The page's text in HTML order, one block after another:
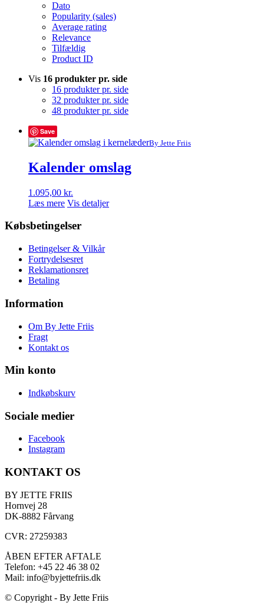
Dato
Popularity (sales)
Average rating
Relevance
Tilfældig
Product ID
Vis 16 produkter pr. side
16 produkter pr. side
32 produkter pr. side
48 produkter pr. side
Save
By Jette Friis
Kalender omslag
1.095,00 kr.
Læs mere Vis detaljer
Købsbetingelser
Betingelser & Vilkår
Fortrydelsesret
Reklamationsret
Betaling
Information
Om By Jette Friis
Fragt
Kontakt os
Min konto
Indkøbskurv
Sociale medier
Facebook
Instagram
KONTAKT OS
BY JETTE FRIIS
Hornvej 28
DK-8882 Fårvang
CVR: 27259383
ÅBEN EFTER AFTALE
Telefon: +45 22 46 38 02
Mail: info@byjettefriis.dk
© Copyright - By Jette Friis